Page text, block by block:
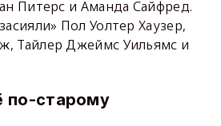
Питерс и Аманда Сайфред.
Пол Уолтер Хаузер,
Тайлер Джеймс Уильямс и
по-старому